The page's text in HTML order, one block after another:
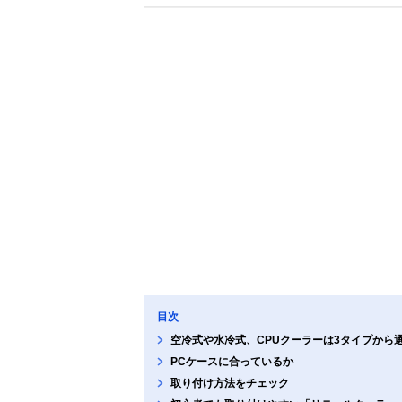
目次
空冷式や水冷式、CPUクーラーは3タイプから
PCケースに合っているか
取り付け方法をチェック